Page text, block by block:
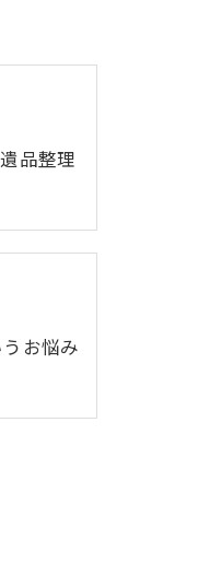
品整理
お悩み